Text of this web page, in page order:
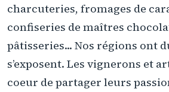
charcuteries, fromages de
confiseries de maîtres
pâtisseries... Nos régions ont
s’exposent. Les vignerons et
coeur de partager leurs